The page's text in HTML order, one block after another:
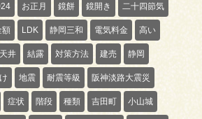
お正月 鏡餅 鏡開き 二十四節気
額 LDK 静岡三和 電気料金 高い
井 結露 対策方法 建売 静岡
地震 耐震等級 阪神淡路大震災
症状 階段 種類 吉田町 小山城